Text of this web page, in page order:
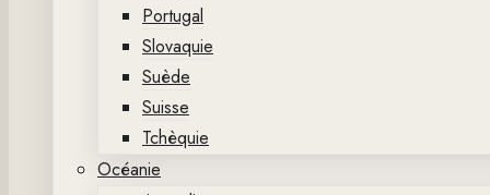
Portugal
Slovaquie
Suède
Suisse
Tchèquie
Océanie